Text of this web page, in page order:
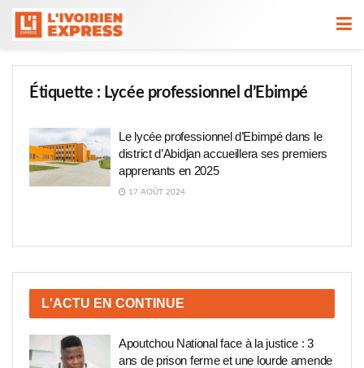
Étiquette : Lycée professionnel d’Ebimpé
Le lycée professionnel d’Ebimpé dans le
district d’Abidjan accueillera ses premiers
apprenants en 2025
17 AOÛT 2024
L'ACTU EN CONTINUE
Apoutchou National face à la justice : 3
ans de prison ferme et une lourde amende